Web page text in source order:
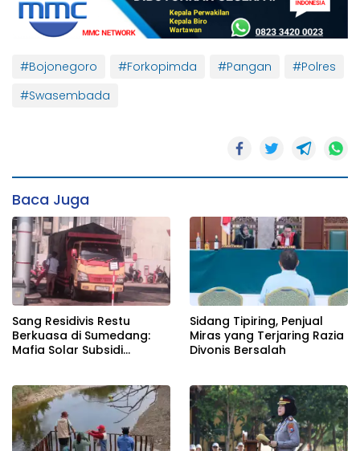
#Bojonegoro #Forkopimda #Pangan
#Polres
#Swasembada
Baca Juga
Sang Residivis Restu
Berkuasa di Sumedang:
Mafia Solar Subsidi
Bungkam
Sidang Tipiring, Penjual
Miras yang Terjaring Razia
Divonis Bersalah